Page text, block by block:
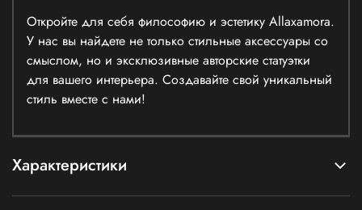
Откройте для себя философию и эстетику Allaxamora.
У нас вы найдете не только стильные аксессуары со
смыслом, но и эксклюзивные авторские статуэтки
для вашего интерьера. Создавайте свой уникальный
стиль вместе с нами!
Характеристики